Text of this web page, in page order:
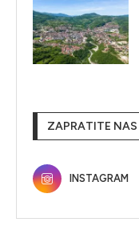
ZAPRATITE NAS
INSTAGRAM